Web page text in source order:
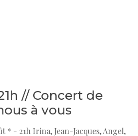
// Concert de
à vous
* - 21h Irina, Jean-Jacques, Angel,